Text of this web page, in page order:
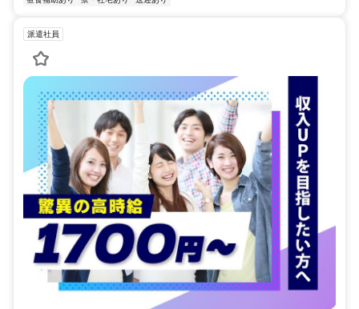
派遣社員